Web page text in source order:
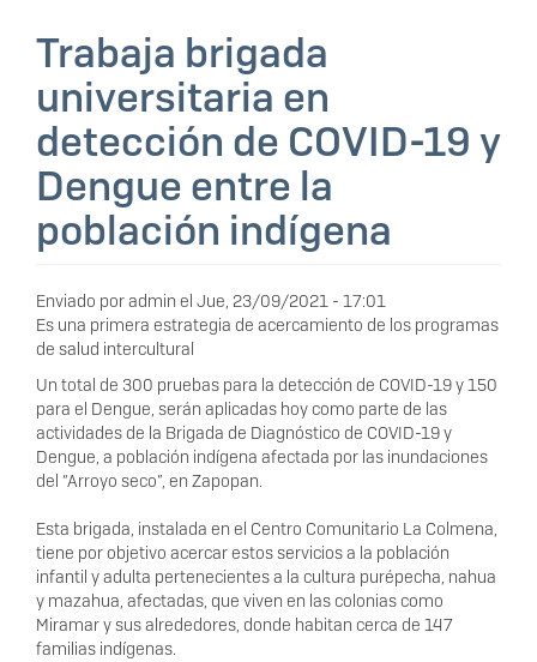
Trabaja brigada
universitaria en
detección de COVID-19 y
Dengue entre la
población indígena
Enviado poradmin el Jue, 23/09/2021 - 17:01
Es una primera estrategia de acercamiento de los programas
de salud intercultural
Un total de 300 pruebas para la detección de COVID-19 y 150
para el Dengue, serán aplicadas hoy como parte de las
actividades de la Brigada de Diagnóstico de COVID-19 y
Dengue, a población indígena afectada por las inundaciones
del “Arroyo seco”, en Zapopan.
Esta brigada, instalada en el Centro Comunitario La Colmena,
tiene por objetivo acercar estos servicios a la población
infantil y adulta pertenecientes a la cultura purépecha, nahua
y mazahua, afectadas, que viven en las colonias como
Miramar y sus alrededores, donde habitan cerca de 147
familias indígenas.